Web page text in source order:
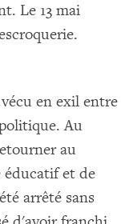
Le 13 mai
en exil entre
Au
au
éducatif et de
arrêté sans